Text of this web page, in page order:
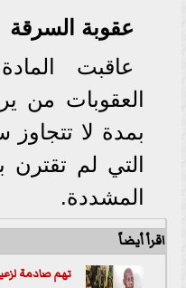
عقوبة السرقة
العقوبات من
بمدة لا تتجاوز
التي لم
المشددة.
اقرأ أيضاً
تهم صادمة